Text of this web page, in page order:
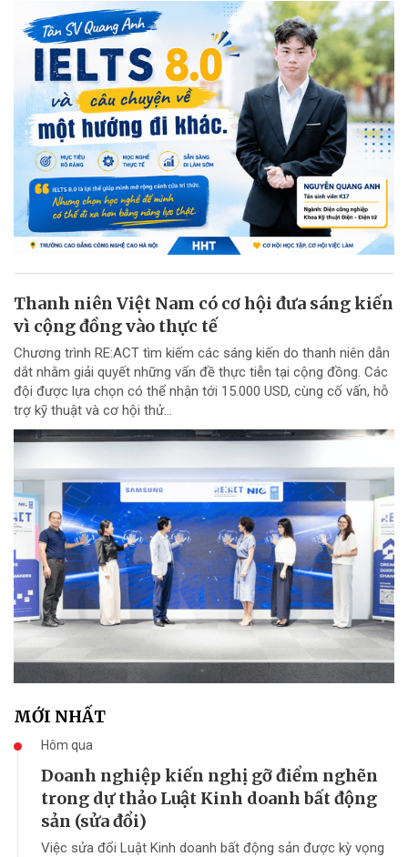
Thanh niên Việt Nam có cơ hội đưa sáng kiến
vì cộng đồng vào thực tế
Chương trình RE:ACT tìm kiếm các sáng kiến do thanh niên dẫn
dắt nhằm giải quyết những vấn đề thực tiễn tại cộng đồng. Các
đội được lựa chọn có thể nhận tới 15.000 USD, cùng cố vấn, hỗ
trợ kỹ thuật và cơ hội thử...
MỚI NHẤT
Hôm qua
Doanh nghiệp kiến nghị gỡ điểm nghẽn
trong dự thảo Luật Kinh doanh bất động
sản (sửa đổi)
Việc sửa đổi Luật Kinh doanh bất động sản được kỳ vọng